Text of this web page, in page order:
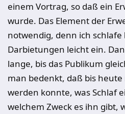
einem Vortrag, so daß ein
wurde. Das Element der
notwendig, denn ich schlafe
Darbietungen leicht ein.
lange, bis das Publikum
man bedenkt, daß bis
werden konnte, was Schlaf
welchem Zweck es ihn gibt,